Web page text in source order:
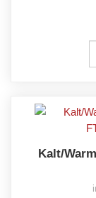
Kalt/